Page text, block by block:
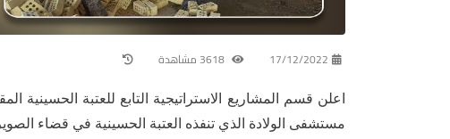
17/12/2022
اعلن قسم المشاريع الاستراتيجية التابع للعتبة
مستشفى الولادة الذي تنفذه العتبة الحسينية في قضاء